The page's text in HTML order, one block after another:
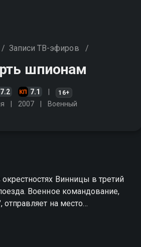
/ Записи ТВ-эфиров /
шпионам
7.2 7.1 16+
2007 Военный
Винницы в третий
Военное командование,
отправляет на место
СМЕРШа Ивана Сироту,